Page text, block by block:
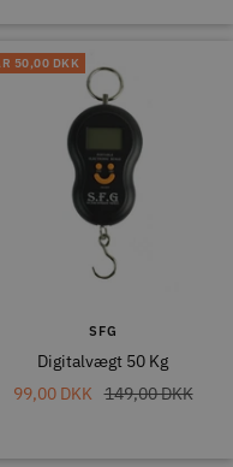
50,00 DKK
SFG
Digitalvægt 50 Kg
Tilbudspris
99,00 DKK Normal
149,00 DKK